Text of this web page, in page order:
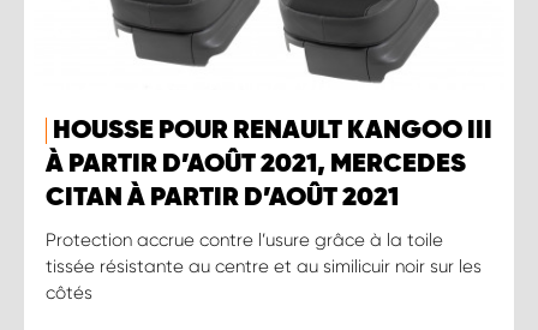
HOUSSE POUR RENAULT KANGOO III
À PARTIR D’AOÛT 2021, MERCEDES
CITAN À PARTIR D’AOÛT 2021
Protection accrue contre l’usure grâce à la toile
tissée résistante au centre et au similicuir noir sur les
côtés